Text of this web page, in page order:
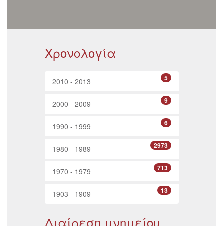
Χρονολογία
5
2010 - 2013
9
2000 - 2009
6
1990 - 1999
2973
1980 - 1989
713
1970 - 1979
13
1903 - 1909
Διαίρεση μνημείου